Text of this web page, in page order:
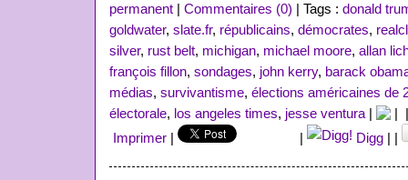
permanent| Commentaires (0) | Tags : donald
goldwater, slate.fr, républicains, démocrates,
silver, rust belt, michigan, michael moore, allan
françois fillon, sondages, john kerry, barack
médias, survivantisme, élections américaines de
électorale, los angeles times, jesse ventura| |
Imprimer| | Digg| |